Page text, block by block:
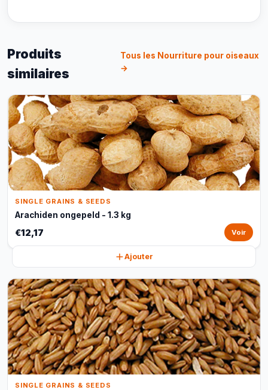
Produits
similaires
Tous les Nourriture pour oiseaux
→
SINGLE GRAINS & SEEDS
Arachiden ongepeld - 1.3 kg
€12,17 Voir
Ajouter
SINGLE GRAINS & SEEDS